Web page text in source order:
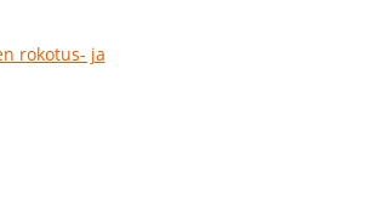
rokotus- ja